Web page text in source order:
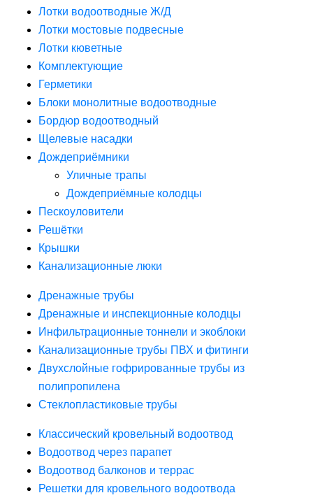
Лотки водоотводные Ж/Д
Лотки мостовые подвесные
Лотки кюветные
Комплектующие
Герметики
Блоки монолитные водоотводные
Бордюр водоотводный
Щелевые насадки
Дождеприёмники
Уличные трапы
Дождеприёмные колодцы
Пескоуловители
Решётки
Крышки
Канализационные люки
Дренажные трубы
Дренажные и инспекционные колодцы
Инфильтрационные тоннели и экоблоки
Канализационные трубы ПВХ и фитинги
Двухслойные гофрированные трубы из
полипропилена
Стеклопластиковые трубы
Классический кровельный водоотвод
Водоотвод через парапет
Водоотвод балконов и террас
Решетки для кровельного водоотвода